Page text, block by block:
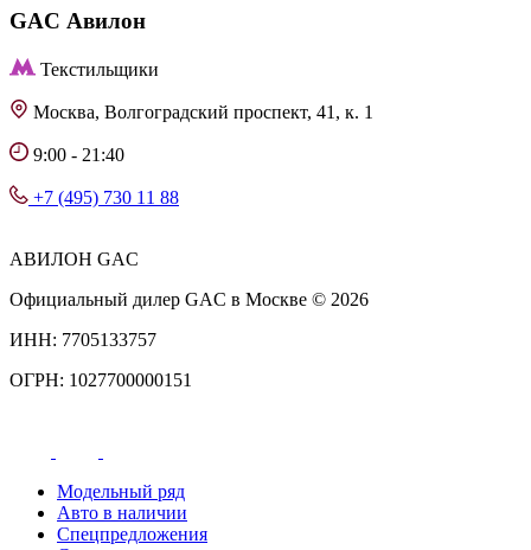
GAC Авилон
Текстильщики
Москва, Волгоградский проспект, 41, к. 1
9:00 - 21:40
+7 (495) 730 11 88
АВИЛОН GAC
Официальный дилер GAC в Москве © 2026
ИНН: 7705133757
ОГРН: 1027700000151
Модельный ряд
Авто в наличии
Спецпредложения